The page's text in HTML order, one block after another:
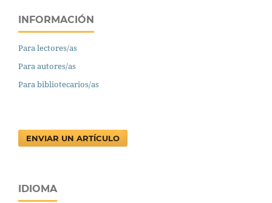
INFORMACIÓN
Para lectores/as
Para autores/as
Para bibliotecarios/as
ENVIAR UN ARTÍCULO
IDIOMA